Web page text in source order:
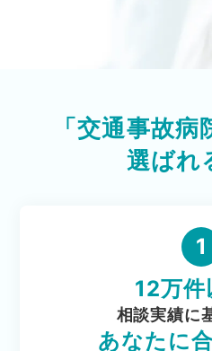
「交通事故
選ばれ
1
12万件
相談実績に
あなたに